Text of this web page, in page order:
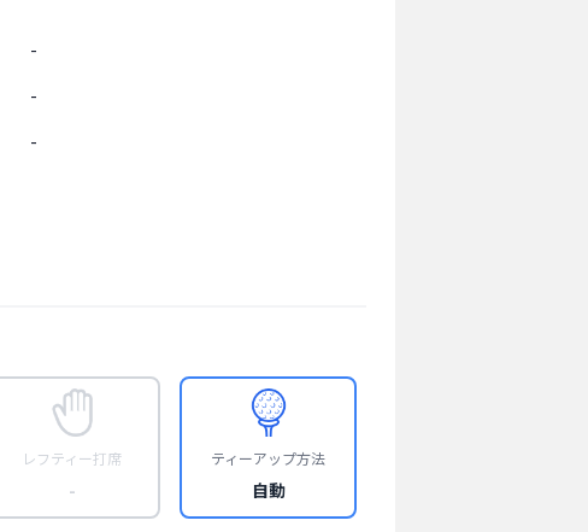
-
-
-
レフティー打席
-
ティーアップ方法
自動